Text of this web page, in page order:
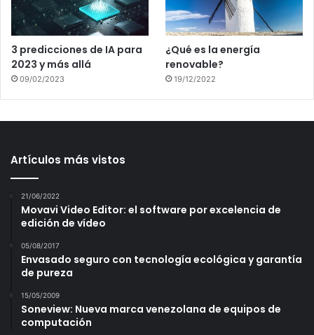
3 predicciones de IA para
2023 y más allá
09/02/2023
¿Qué es la energía
renovable?
19/12/2022
Artículos más vistos
21/06/2022
Movavi Video Editor: el software por excelencia de
edición de vídeo
05/08/2017
Envasado seguro con tecnología ecológica y garantía
de pureza
15/05/2009
Soneview: Nueva marca venezolana de equipos de
computación